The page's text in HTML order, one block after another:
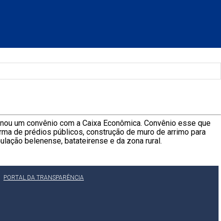
um convênio com a Caixa Econômica. Convênio esse que
de prédios públicos, construção de muro de arrimo para
belenense, batateirense e da zona rural.
PORTAL DA TRANSPARÊNCIA